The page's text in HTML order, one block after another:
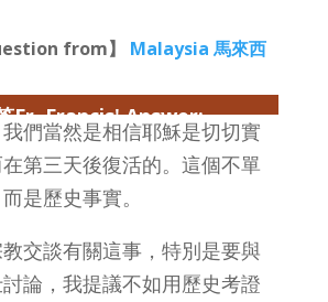
from】 Malaysia 馬來西
Fr. Francis' Answer:
們當然是相信耶穌是切切實
第三天後復活的。這個不單
是歷史事實。
交談有關這事，特別是要與
論，我提議不如用歷史考證